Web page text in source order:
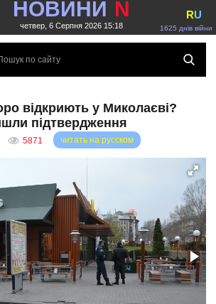
НОВИНИ N
четвер, 6 Серпня 2026 15:18 1625 днів війни
RU
відкриють у Миколаєві?
підтвердження
5871 читать на русском